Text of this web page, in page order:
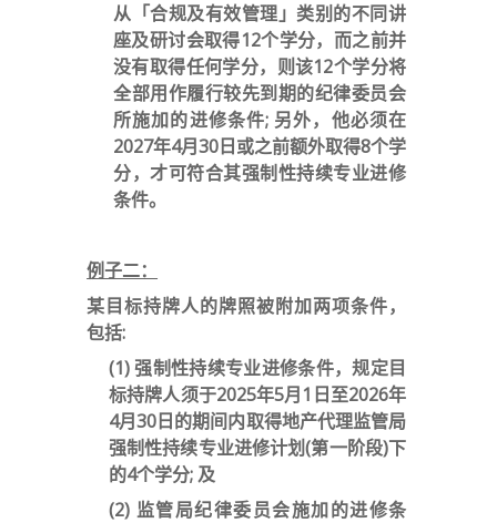
从「合规及有效管理」类别的不同讲
座及研讨会取得12个学分，而之前并
没有取得任何学分，则该12个学分将
全部用作履行较先到期的纪律委员会
所施加的进修条件; 另外，他必须在
2027年4月30日或之前额外取得8个学
分，才可符合其强制性持续专业进修
条件。
例子二：
某目标持牌人的牌照被附加两项条件，
包括:
(1) 强制性持续专业进修条件，规定目
标持牌人须于2025年5月1日至2026年
4月30日的期间内取得地产代理监管局
强制性持续专业进修计划(第一阶段)下
的4个学分; 及
(2) 监管局纪律委员会施加的进修条